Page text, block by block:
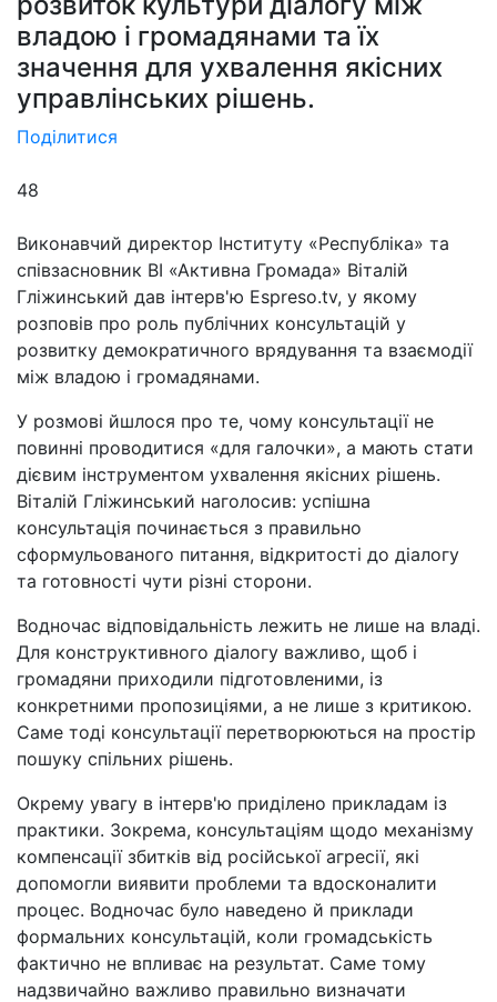
владою і громадянами та їх
значення для ухвалення якісних
управлінських рішень.
Поділитися
48
Виконавчий директор Інституту «Республіка» та
співзасновник ВІ «Активна Громада» Віталій
Гліжинський дав інтерв'ю Espreso.tv, у якому
розповів про роль публічних консультацій у
розвитку демократичного врядування та взаємодії
між владою і громадянами.
У розмові йшлося про те, чому консультації не
повинні проводитися «для галочки», а мають стати
дієвим інструментом ухвалення якісних рішень.
Віталій Гліжинський наголосив: успішна
консультація починається з правильно
сформульованого питання, відкритості до діалогу
та готовності чути різні сторони.
Водночас відповідальність лежить не лише на владі.
Для конструктивного діалогу важливо, щоб і
громадяни приходили підготовленими, із
конкретними пропозиціями, а не лише з критикою.
Саме тоді консультації перетворюються на простір
пошуку спільних рішень.
Окрему увагу в інтерв'ю приділено прикладам із
практики. Зокрема, консультаціям щодо механізму
компенсації збитків від російської агресії, які
допомогли виявити проблеми та вдосконалити
процес. Водночас було наведено й приклади
формальних консультацій, коли громадськість
фактично не впливає на результат. Саме тому
надзвичайно важливо правильно визначати